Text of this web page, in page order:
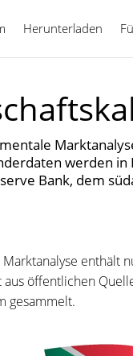
Herunterladen
werden
Bank, dem
enthält
öffentlichen
gesammelt.